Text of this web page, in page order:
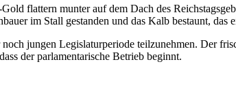
flattern munter auf dem Dach des
im Stall gestanden und das Kalb bestaunt, das
jungen Legislaturperiode teilzunehmen. Der
der parlamentarische Betrieb beginnt.